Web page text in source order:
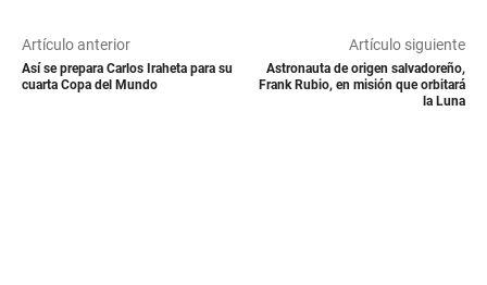
Artículo anterior
Así se prepara Carlos Iraheta para su
cuarta Copa del Mundo
Artículo siguiente
Astronauta de origen salvadoreño,
Frank Rubio, en misión que orbitará
la Luna